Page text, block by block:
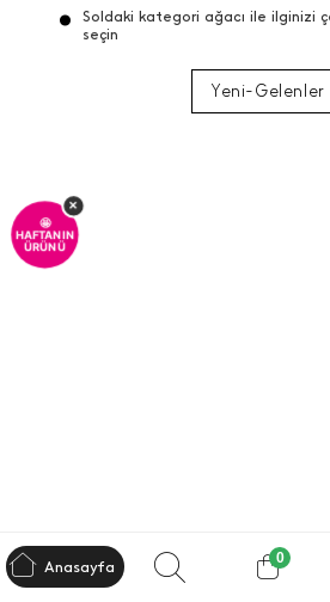
Soldaki kategori ağacı ile ilginizi
seçin
Yeni-Gelenler
Anasayfa 0
🤩
HAFTANIN
ÜRÜNÜ
×